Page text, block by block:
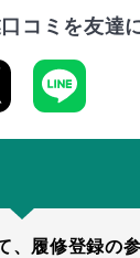
コミを友達
、 履修登録の